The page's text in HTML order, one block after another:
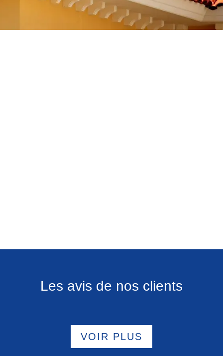
Les avis de nos clients
VOIR PLUS